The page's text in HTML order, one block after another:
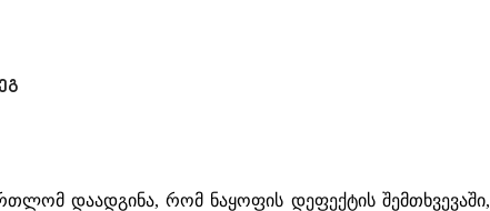
დაადგინა, რომ ნაყოფის დეფექტის შემთხვევაში,